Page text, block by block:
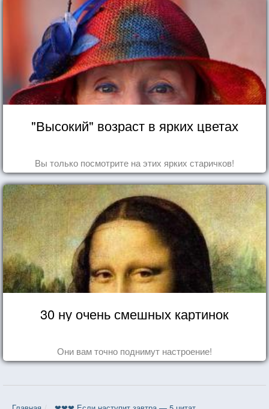
"Высокий" возраст в ярких цветах
Вы только посмотрите на этих ярких старичков!
30 ну очень смешных картинок
Они вам точно поднимут настроение!